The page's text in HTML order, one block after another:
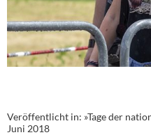
Veröffentlicht in: »Tage der
Juni 2018